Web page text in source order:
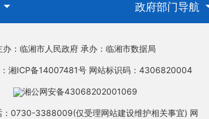
政府部门导航
办：临湘市人民政府 承办：临湘市数据局
湘ICP备14007481号 网站标识码：4306820004
湘公网安备43068202001069
：0730-3388009(仅受理网站建设维护相关事宜) 网